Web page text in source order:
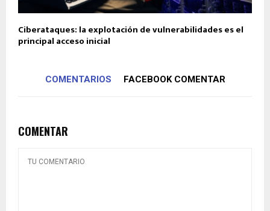
Ciberataques: la explotación de vulnerabilidades es el
principal acceso inicial
COMENTARIOS FACEBOOK COMENTAR
COMENTAR